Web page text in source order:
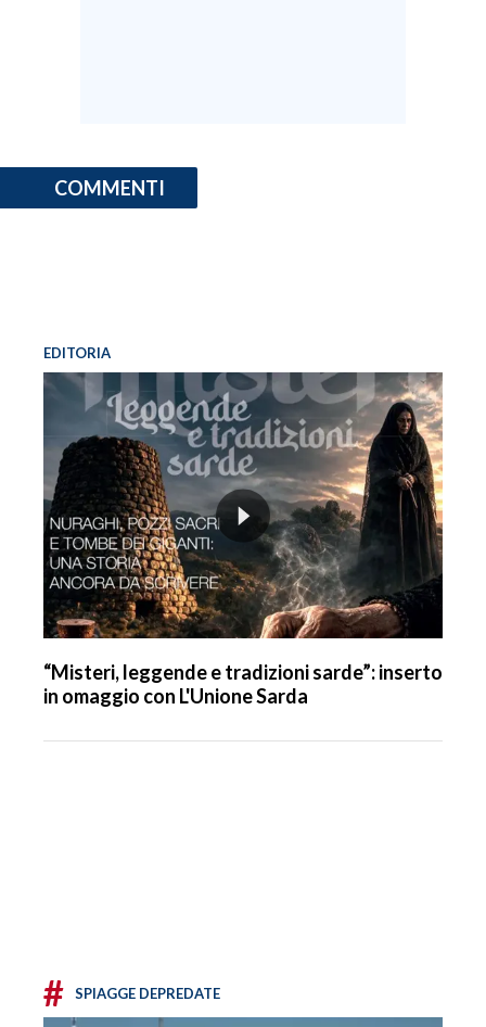
COMMENTI
EDITORIA
“Misteri, leggende e tradizioni sarde”: inserto
in omaggio con L'Unione Sarda
# SPIAGGE DEPREDATE